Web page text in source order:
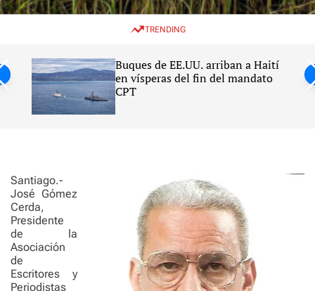
w
c
o
e
e
TRENDING
Buques de EE.UU. arriban a Haití
en vísperas del fin del mandato
CPT
Santiago.-
José Gómez
Cerda,
Presidente
de la
Asociación
de
Escritores y
Periodistas